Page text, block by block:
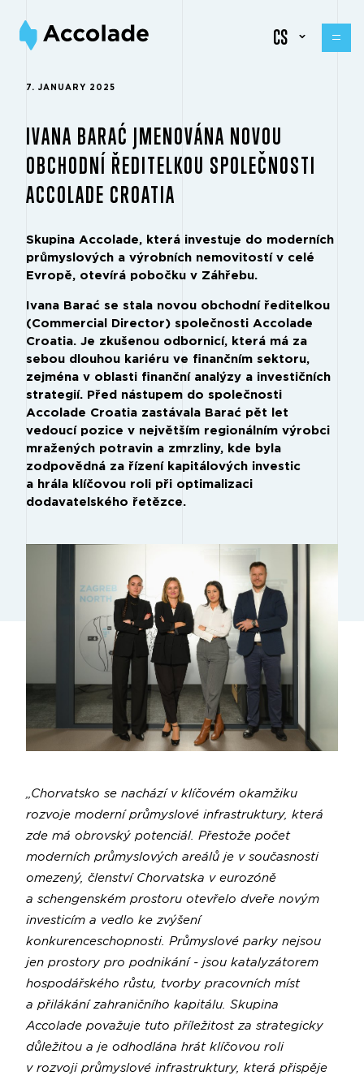
CS
7. JANUARY 2025
IVANA BARAĆ JMENOVÁNA NOVOU
OBCHODNÍ ŘEDITELKOU SPOLEČNOSTI
ACCOLADE CROATIA
Skupina Accolade, která investuje do moderních
průmyslových a výrobních nemovitostí v celé
Evropě, otevírá pobočku v Záhřebu.
Ivana Barać se stala novou obchodní ředitelkou
(Commercial Director) společnosti Accolade
Croatia. Je zkušenou odbornicí, která má za
sebou dlouhou kariéru ve finančním sektoru,
zejména v oblasti finanční analýzy a investičních
strategií. Před nástupem do společnosti
Accolade Croatia zastávala Barać pět let
vedoucí pozice v největším regionálním výrobci
mražených potravin a zmrzliny, kde byla
zodpovědná za řízení kapitálových investic
a hrála klíčovou roli při optimalizaci
dodavatelského řetězce.
„Chorvatsko se nachází v klíčovém okamžiku
rozvoje moderní průmyslové infrastruktury, která
zde má obrovský potenciál. Přestože počet
moderních průmyslových areálů je v současnosti
omezený, členství Chorvatska v eurozóně
a schengenském prostoru otevřelo dveře novým
investicím a vedlo ke zvýšení
konkurenceschopnosti. Průmyslové parky nejsou
jen prostory pro podnikání - jsou katalyzátorem
hospodářského růstu, tvorby pracovních míst
a přilákání zahraničního kapitálu. Skupina
Accolade považuje tuto příležitost za strategicky
důležitou a je odhodlána hrát klíčovou roli
v rozvoji průmyslové infrastruktury, která přispěje